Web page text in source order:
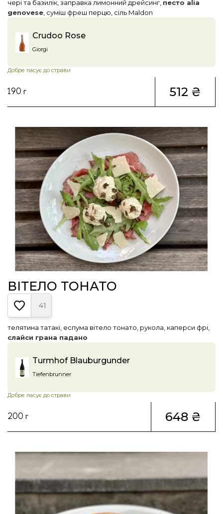
чері та базилік, заправка лимонний дрейсинг, песто alia
genovese, суміш фреш перцю, сіль Maldon
Crudoo Rose
Giorgi
Добре пасує до страви
190 г 512 ₴
ВІТЕЛО ТОНАТО
41
телятина татакі, еспума вітело тонато, рукола, каперси фрі,
слайси грана падано
Turmhof Blauburgunder
Tiefenbrunner
Добре пасує до страви
200 г 648 ₴